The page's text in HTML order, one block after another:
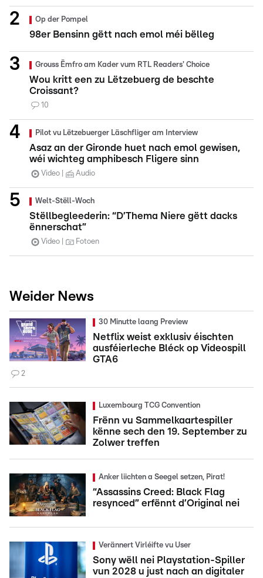
Op der Pompel
98er Bensinn gëtt nach emol méi bëlleg
Grouss Ëmfro am Kader vum RTL Readers' Choice
Wou kritt een zu Lëtzebuerg de beschte
Croissant?
10
Pilot vu Lëtzebuerger Läschfliger am Interview
Asaz an der Gironde huet nach emol gewisen,
wéi wichteg amphibesch Fligere sinn
Video Audio
Welt-Stëll-Woch
Stëllbegleederin: “D’Thema Niere gëtt dacks
ënnerschat”
Video Fotoen
Weider News
30 Minutte laang Preview
Netflix weist exklusiv éischten
ausféierleche Bléck op Videospill
GTA6
2
Luxembourg TCG Convention
Frënn vu Sammelkaartespiller
kënne sech den 19. September zu
Zolwer treffen
Anker liichten a Seegel setzen, Pirat!
“Assassins Creed: Black Flag
resynced” erfënnt d’Original nei
Verännert Virléifte vu User
Sony wëll nei Playstation-Spiller
vun 2028 u just nach an digitaler